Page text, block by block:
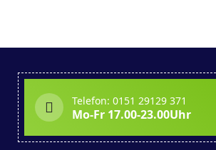
Telefon: 0151 29129 371
Mo-Fr 17.00-23.00Uhr